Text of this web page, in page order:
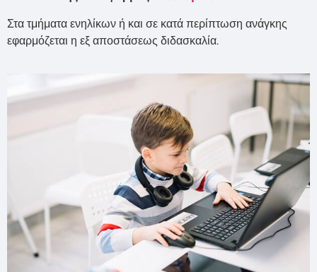
Στα τμήματα ενηλίκων ή και σε κατά περίπτωση ανάγκης
εφαρμόζεται η εξ αποστάσεως διδασκαλία.